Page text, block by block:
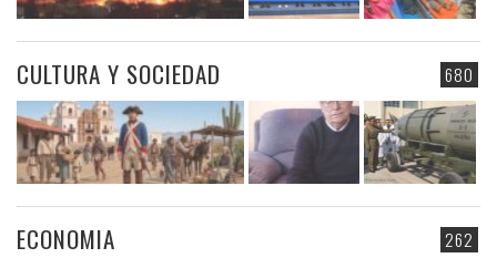
680
CULTURA Y SOCIEDAD
262
ECONOMIA